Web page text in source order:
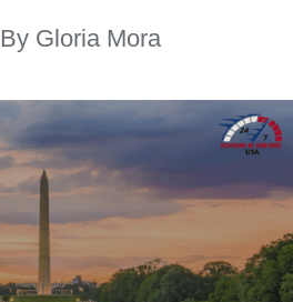
Posted
By Gloria Mora